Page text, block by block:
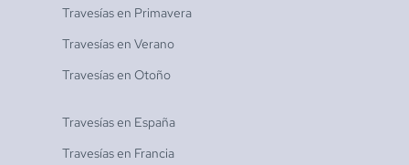
Travesías en Primavera
Travesías en Verano
Travesías en Otoño
Travesías en España
Travesías en Francia